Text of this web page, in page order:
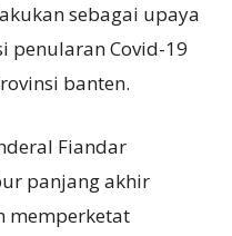
sebagai upaya
penularan Covid-19
banten.
Fiandar
panjang akhir
memperketat